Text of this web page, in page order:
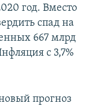
год. Вместо
спад на
667 млрд
с 3,7%
прогноз